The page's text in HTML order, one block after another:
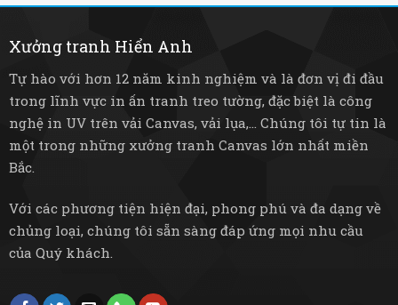
Xưởng tranh Hiển Anh
Tự hào với hơn 12 năm kinh nghiệm và là đơn vị đi đầu
trong lĩnh vực in ấn tranh treo tường, đặc biệt là công
nghệ in UV trên vải Canvas, vải lụa,... Chúng tôi tự tin là
một trong những xưởng tranh Canvas lớn nhất miền
Bắc.
Với các phương tiện hiện đại, phong phú và đa dạng về
chủng loại, chúng tôi sẵn sàng đáp ứng mọi nhu cầu
của Quý khách.